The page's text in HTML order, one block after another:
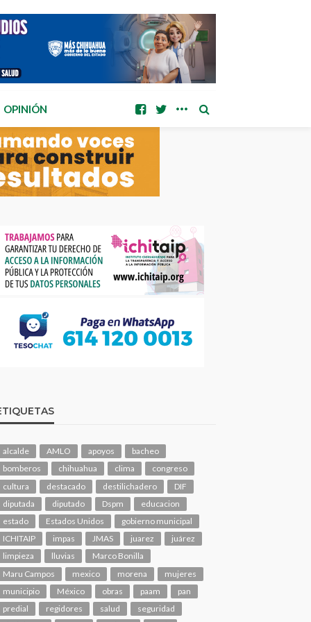
OPINIÓN
alcalde AMLO apoyos
bacheo
bomberos
chihuahua clima
congreso
cultura
destacado destilichadero
DIF
diputada
diputado Dspm
educacion
estado
Estados Unidos
gobierno municipal
ICHITAIP
impas JMAS juarez
juárez
limpieza
lluvias
Marco Bonilla
Maru Campos
mexico morena
mujeres
municipio
México obras paam
pan
predial
regidores salud
seguridad